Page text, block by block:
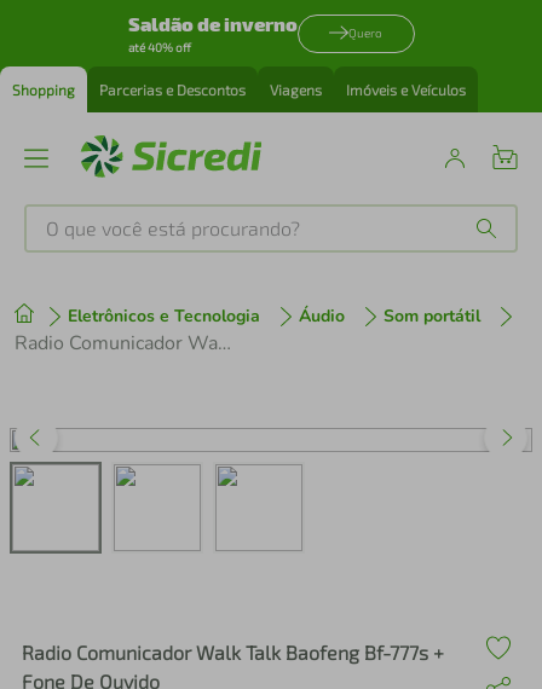
Saldão de inverno
até 40% off
Quero
Shopping Parcerias e Descontos Viagens Imóveis e Veículos
O que você está procurando?
Eletrônicos e Tecnologia Áudio Som portátil
Radio Comunicador Walk Talk Baofeng Bf-777s + Fone De Ouvido
Radio Comunicador Walk Talk Baofeng Bf-777s +
Fone De Ouvido
1 º tenis
perfume